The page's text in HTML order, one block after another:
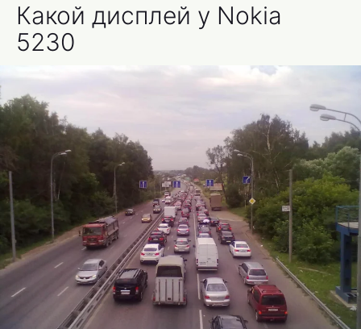
Какой дисплей у Nokia
5230